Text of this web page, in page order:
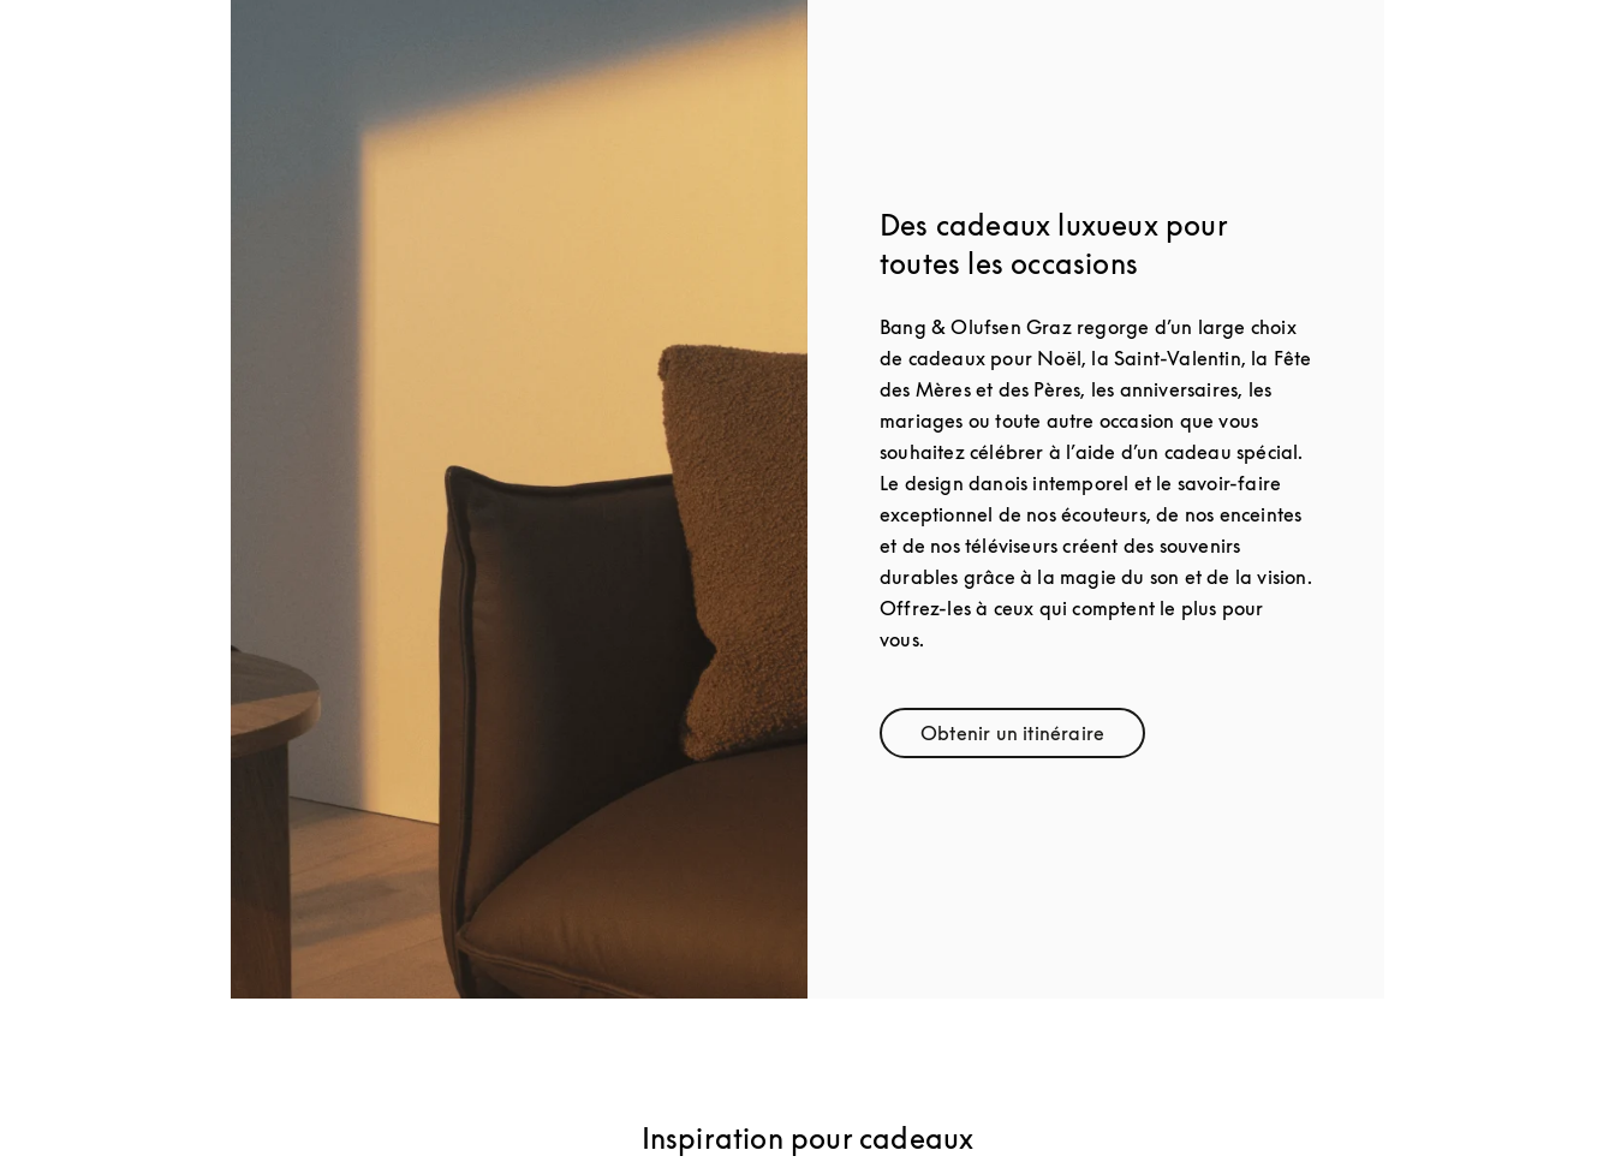
Des cadeaux luxueux pour
toutes les occasions
Bang & Olufsen Graz regorge d’un large choix
de cadeaux pour Noël, la Saint-Valentin, la Fête
des Mères et des Pères, les anniversaires, les
mariages ou toute autre occasion que vous
souhaitez célébrer à l’aide d’un cadeau spécial.
Le design danois intemporel et le savoir-faire
exceptionnel de nos écouteurs, de nos enceintes
et de nos téléviseurs créent des souvenirs
durables grâce à la magie du son et de la vision.
Offrez-les à ceux qui comptent le plus pour
vous.
Obtenir un itinéraireLink Opens in New Tab
Inspiration pour cadeaux